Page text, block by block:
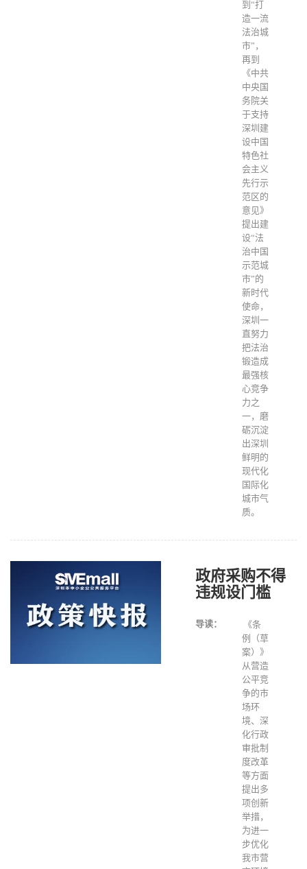
到“打
造一流
法治城
市”，
再到
《中共
中央国
务院关
于支持
深圳建
设中国
特色社
会主义
先行示
范区的
意见》
提出建
设“法
治中国
示范城
市”的
新时代
使命，
深圳一
直努力
把法治
锻造成
最强核
心竞争
力之
一，磨
砺沉淀
出深圳
鲜明的
现代化
国际化
城市气
质。
政府采购不得
违规设门槛
导读：
《条
例（草
案）》
从营造
公平竞
争的市
场环
境、深
化行政
审批制
度改革
等方面
提出多
项创新
举措，
为进一
步优化
我市营